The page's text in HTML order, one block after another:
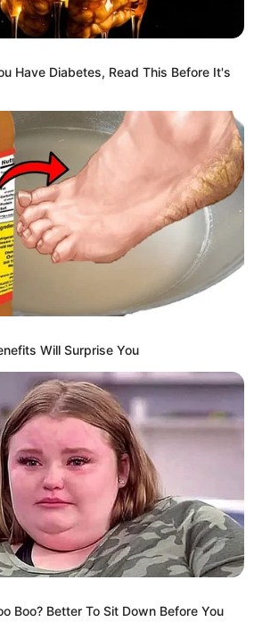
ARTIKEL LAINNYA
Beby Tsabina
Have Diabetes, Read This Before It's
Will Surprise You
Boo? Better To Sit Down Before You